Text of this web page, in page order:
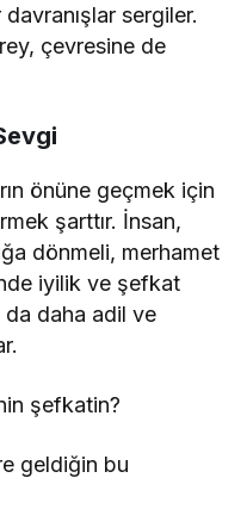
sergiler.
çevresine de
önüne geçmek için
şarttır. İnsan,
dönmeli, merhamet
iyilik ve şefkat
daha adil ve
şefkatin?
geldiğin bu